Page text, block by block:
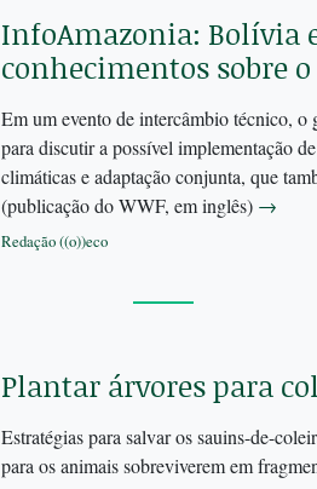
InfoAmazonia: Bolívia
conhecimentos sobre
Em um evento de intercâmbio técnico,
para discutir a possível implementação
climáticas e adaptação conjunta, que
(publicação do WWF, em inglês) →
Redação ((o))eco
Plantar árvores para
Estratégias para salvar os sauins-de-
para os animais sobreviverem em